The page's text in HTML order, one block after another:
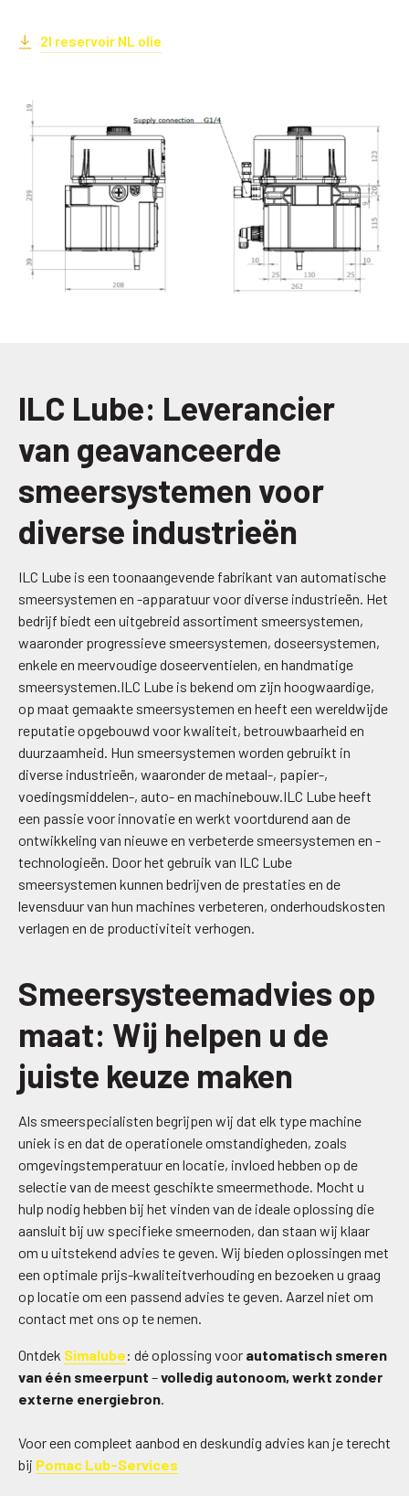
2l reservoir NL olie
ILC Lube: Leverancier
van geavanceerde
smeersystemen voor
diverse industrieën
ILC Lube is een toonaangevende fabrikant van automatische
smeersystemen en -apparatuur voor diverse industrieën. Het
bedrijf biedt een uitgebreid assortiment smeersystemen,
waaronder progressieve smeersystemen, doseersystemen,
enkele en meervoudige doseerventielen, en handmatige
smeersystemen.ILC Lube is bekend om zijn hoogwaardige,
op maat gemaakte smeersystemen en heeft een wereldwijde
reputatie opgebouwd voor kwaliteit, betrouwbaarheid en
duurzaamheid. Hun smeersystemen worden gebruikt in
diverse industrieën, waaronder de metaal-, papier-,
voedingsmiddelen-, auto- en machinebouw.ILC Lube heeft
een passie voor innovatie en werkt voortdurend aan de
ontwikkeling van nieuwe en verbeterde smeersystemen en -
technologieën. Door het gebruik van ILC Lube
smeersystemen kunnen bedrijven de prestaties en de
levensduur van hun machines verbeteren, onderhoudskosten
verlagen en de productiviteit verhogen.
Smeersysteemadvies op
maat: Wij helpen u de
juiste keuze maken
Als smeerspecialisten begrijpen wij dat elk type machine
uniek is en dat de operationele omstandigheden, zoals
omgevingstemperatuur en locatie, invloed hebben op de
selectie van de meest geschikte smeermethode. Mocht u
hulp nodig hebben bij het vinden van de ideale oplossing die
aansluit bij uw specifieke smeernoden, dan staan wij klaar
om u uitstekend advies te geven. Wij bieden oplossingen met
een optimale prijs-kwaliteitverhouding en bezoeken u graag
op locatie om een passend advies te geven. Aarzel niet om
contact met ons op te nemen.
Ontdek Simalube: dé oplossing voor automatisch smeren
van één smeerpunt –volledig autonoom, werkt zonder
externe energiebron.
Voor een compleet aanbod en deskundig advies kan je terecht
bij Pomac Lub-Services